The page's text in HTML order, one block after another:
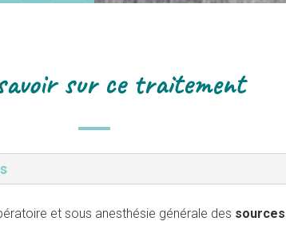
sur ce traitement
et sous anesthésie générale des